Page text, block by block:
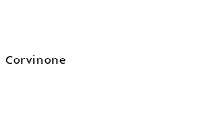
Corvinone